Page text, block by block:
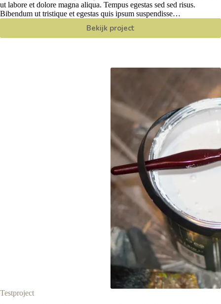
ut labore et dolore magna aliqua. Tempus egestas sed sed risus.
Bibendum ut tristique et egestas quis ipsum suspendisse…
Bekijk project
Testproject
Testproject